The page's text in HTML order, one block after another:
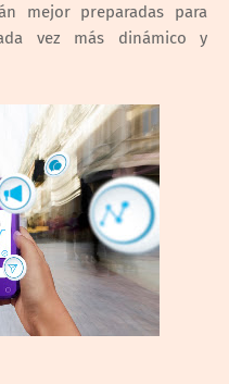
mejor preparadas para
vez más dinámico y